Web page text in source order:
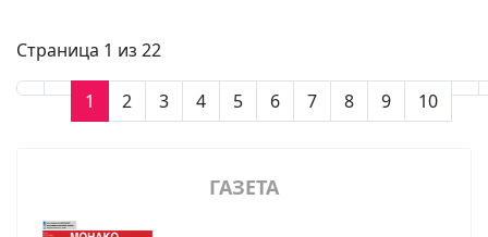
Страница 1 из 22
1 2 3 4 5 6 7 8 9 10
ГАЗЕТА